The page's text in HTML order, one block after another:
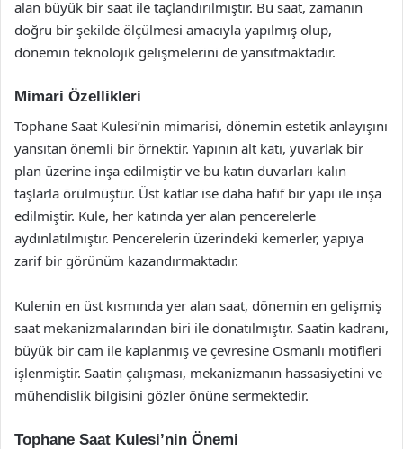
alan büyük bir saat ile taçlandırılmıştır. Bu saat, zamanın
doğru bir şekilde ölçülmesi amacıyla yapılmış olup,
dönemin teknolojik gelişmelerini de yansıtmaktadır.
Mimari Özellikleri
Tophane Saat Kulesi’nin mimarisi, dönemin estetik anlayışını
yansıtan önemli bir örnektir. Yapının alt katı, yuvarlak bir
plan üzerine inşa edilmiştir ve bu katın duvarları kalın
taşlarla örülmüştür. Üst katlar ise daha hafif bir yapı ile inşa
edilmiştir. Kule, her katında yer alan pencerelerle
aydınlatılmıştır. Pencerelerin üzerindeki kemerler, yapıya
zarif bir görünüm kazandırmaktadır.
Kulenin en üst kısmında yer alan saat, dönemin en gelişmiş
saat mekanizmalarından biri ile donatılmıştır. Saatin kadranı,
büyük bir cam ile kaplanmış ve çevresine Osmanlı motifleri
işlenmiştir. Saatin çalışması, mekanizmanın hassasiyetini ve
mühendislik bilgisini gözler önüne sermektedir.
Tophane Saat Kulesi’nin Önemi